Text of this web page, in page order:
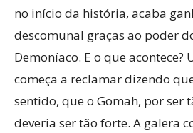
no início da história, acaba
descomunal graças ao poder
Demoníaco. E o que acontece?
começa a reclamar dizendo
sentido, que o Gomah, por ser
deveria ser tão forte. A galera